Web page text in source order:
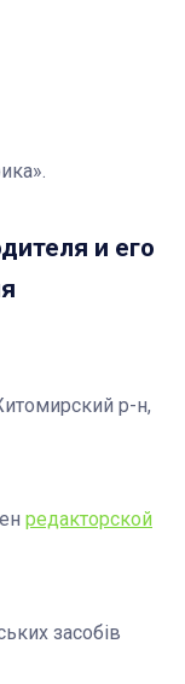
и его
р-н,
редакторской
засобів